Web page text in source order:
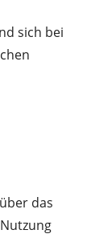
sich bei
das